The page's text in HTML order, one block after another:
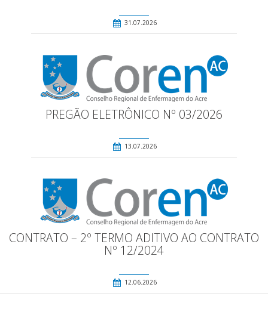
31.07.2026
PREGÃO ELETRÔNICO Nº 03/2026
13.07.2026
CONTRATO – 2º TERMO ADITIVO AO CONTRATO
Nº 12/2024
12.06.2026